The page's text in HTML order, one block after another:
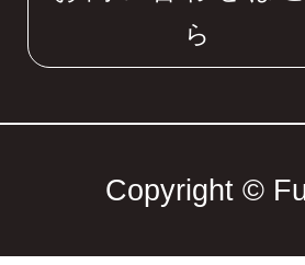
ら
Copyright ©